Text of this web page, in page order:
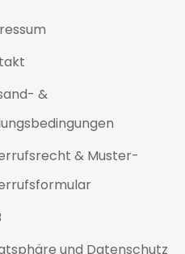
&
& Muster-
und Datenschutz